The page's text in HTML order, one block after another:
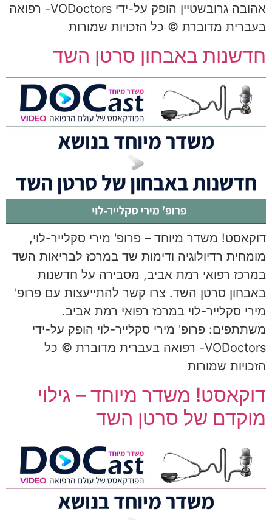
אהובה גרובשטיין הופק על-ידי VODoctors- רפואה
בעברית מדוברת © כל הזכויות שמורות
חדשנות באבחון סרטן השד
דוקאסט! משדר מיוחד – פרופ' מירי סקלייר-לוי,
מומחית רדיולוגיה ודימות שד במרכז לבריאות השד
במרכז רפואי רמת אביב, מסבירה על חדשנות
באבחון סרטן השד. צרו קשר להתייעצות עם פרופ'
מירי סקלייר-לוי במרכז רפואי רמת אביב.
משתתפים: פרופ' מירי סקלייר-לוי הופק על-ידי
VODoctors- רפואה בעברית מדוברת © כל
הזכויות שמורות
דוקאסט! משדר מיוחד – גילוי
מוקדם של סרטן השד